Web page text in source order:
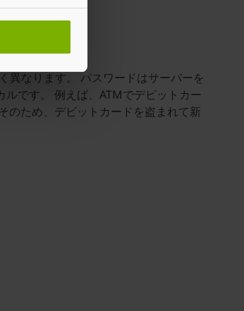
異なります。 パスワードはサーバーを
です。 例えば、ATMでデビットカー
のため、デビットカードを盗まれて新